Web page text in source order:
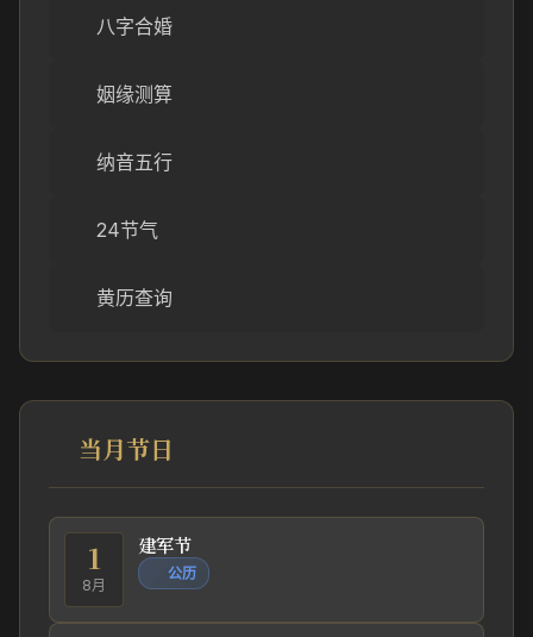
八字合婚
姻缘测算
纳音五行
24节气
黄历查询
当月节日
1
8月
建军节
公历